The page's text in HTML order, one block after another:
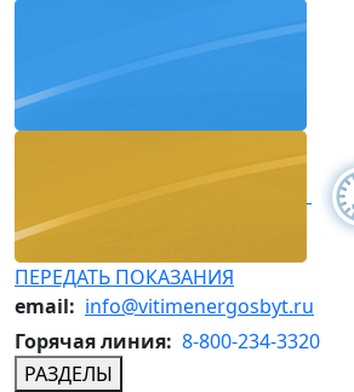
ПЕРЕДАТЬ ПОКАЗАНИЯ
email: info@vitimenergosbyt.ru
Горячая линия: 8-800-234-3320
РАЗДЕЛЫ